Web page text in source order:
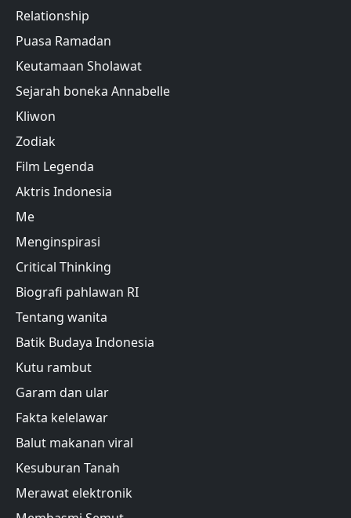
Relationship
Puasa Ramadan
Keutamaan Sholawat
Sejarah boneka Annabelle
Kliwon
Zodiak
Film Legenda
Aktris Indonesia
Me
Menginspirasi
Critical Thinking
Biografi pahlawan RI
Tentang wanita
Batik Budaya Indonesia
Kutu rambut
Garam dan ular
Fakta kelelawar
Balut makanan viral
Kesuburan Tanah
Merawat elektronik